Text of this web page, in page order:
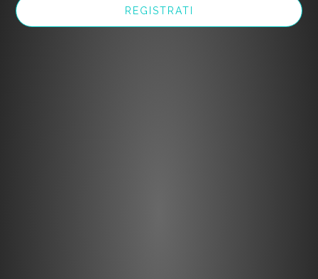
REGISTRATI